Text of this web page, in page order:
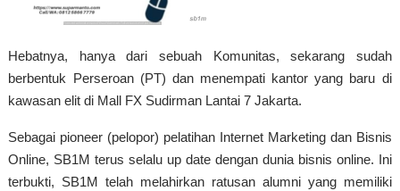
Hebatnya, hanya dari sebuah Komunitas, sekarang sudah
berbentuk Perseroan (PT) dan menempati kantor yang baru di
kawasan elit di Mall FX Sudirman Lantai 7 Jakarta.
Sebagai pioneer (pelopor) pelatihan Internet Marketing dan Bisnis
Online, SB1M terus selalu up date dengan dunia bisnis online. Ini
terbukti, SB1M telah melahirkan ratusan alumni yang memiliki